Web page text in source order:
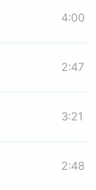
4:00
2:47
3:21
2:48